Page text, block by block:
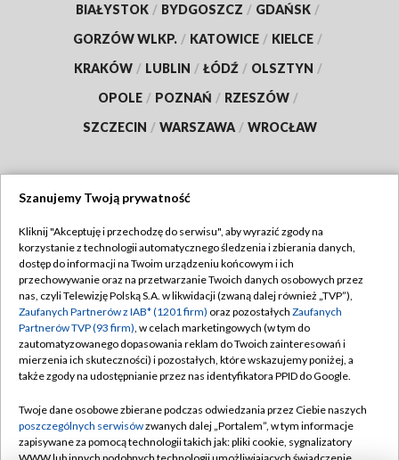
BIAŁYSTOK / BYDGOSZCZ / GDAŃSK /
GORZÓW WLKP. / KATOWICE / KIELCE /
KRAKÓW / LUBLIN / ŁÓDŹ / OLSZTYN /
OPOLE / POZNAŃ / RZESZÓW /
SZCZECIN / WARSZAWA / WROCŁAW
TVP
Abonament TVP
Emisja w TVP
Centrum informacji TVP
Naziemna Telewizja Cyfrowa
Rada Programowa
System NOS
Regulamin TVP
Polityka prywatności
Moje zgody
Pomoc
Kontakt
Szanujemy Twoją prywatność
Kliknij "Akceptuję i przechodzę do serwisu", aby wyrazić zgody na
korzystanie z technologii automatycznego śledzenia i zbierania danych,
dostęp do informacji na Twoim urządzeniu końcowym i ich
przechowywanie oraz na przetwarzanie Twoich danych osobowych przez
nas, czyli Telewizję Polską S.A. w likwidacji (zwaną dalej również „TVP”),
Zaufanych Partnerów z IAB* (1201 firm) oraz pozostałych Zaufanych
Partnerów TVP (93 firm), w celach marketingowych (w tym do
zautomatyzowanego dopasowania reklam do Twoich zainteresowań i
mierzenia ich skuteczności) i pozostałych, które wskazujemy poniżej, a
także zgody na udostępnianie przez nas identyfikatora PPID do Google.
Twoje dane osobowe zbierane podczas odwiedzania przez Ciebie naszych
poszczególnych serwisówzwanych dalej „Portalem”, w tym informacje
zapisywane za pomocą technologii takich jak: pliki cookie, sygnalizatory